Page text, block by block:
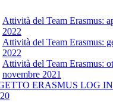
Attività del Team Erasmus:
2022
Attività del Team Erasmus:
2022
Attività del Team Erasmus:
novembre 2021
ERASMUS LOG